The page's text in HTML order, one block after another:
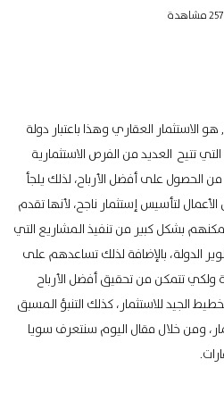
مشاهدة
الاستثمار العقاري وهذا باعتبار دولة
تتيح العديد من الفرص الاستثمارية
الحصول على أفضل الأرباح، لذلك يلجأ
لتأسيس إستثمار ناجح، لأنها تقدم
بشكل كبير من تنفيذ المشاريع التي
الدولة، بالإضافة لذلك تساعدهم على
تتمكن من تحقيق أفضل الأرباح
الجيد للاستثمار، كذلك التنبؤ المسبق
ومن خلال مقال اليوم سنتعرف سويا